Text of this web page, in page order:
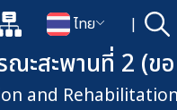
แผนผังเว็บไซต์
เปลี่ยนภาษา
ไทย | ค้
ปิดกล่องค้นหาข้อมูลหลักของเ
ณะสะพานที่ 2 (ข
and